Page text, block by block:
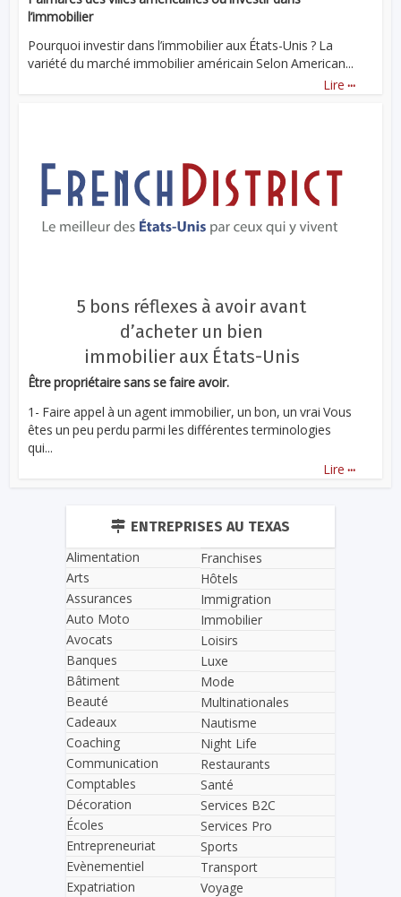
l’immobilier
Pourquoi investir dans l’immobilier aux États-Unis ? La
variété du marché immobilier américain Selon American...
Lire ...
5 bons réflexes à avoir avant
d’acheter un bien
immobilier aux États-Unis
Être propriétaire sans se faire avoir.
1- Faire appel à un agent immobilier, un bon, un vrai Vous
êtes un peu perdu parmi les différentes terminologies
qui...
Lire ...
ENTREPRISES AU TEXAS
Alimentation
Arts
Assurances
Auto Moto
Avocats
Banques
Bâtiment
Beauté
Cadeaux
Coaching
Communication
Comptables
Décoration
Écoles
Entrepreneuriat
Evènementiel
Expatriation
Franchises
Hôtels
Immigration
Immobilier
Loisirs
Luxe
Mode
Multinationales
Nautisme
Night Life
Restaurants
Santé
Services B2C
Services Pro
Sports
Transport
Voyage